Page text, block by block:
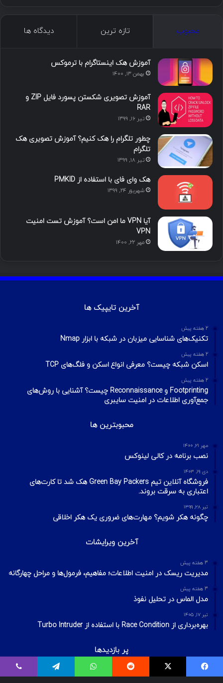
د
ی
ن
و
ت
گ
ا
ا
محبوب تازه ترین دیدگاه ها
آموزش هک اینستاگرام با ترموکس
بهمن ۱۳, ۱۴۰۰
آموزش تصویری شکستن پسورد فایل ZIP و
RAR
تیر ۱۶, ۱۳۹۹
چطور تلگرام را هک کنیم؟ آموزش تصویری هک
تلگرام
تیر ۱۸, ۱۳۹۹
هک وای فای با استفاده از PMKID
شهریور ۲۴, ۱۳۹۹
آیا VPN ما امن است؟ آموزش تست امنیت
VPN
مهر ۲۲, ۱۴۰۰
آخرین تایپیک ها
2 هفته پیش
تکنیک‌های شناسایی میزبان در شبکه با ابزار Nmap
2 هفته پیش
اسکن شبکه چیست؟ معرفی انواع اسکن و فلگ‌های TCP
2 هفته پیش
Footprinting و Reconnaissance چیست؟ آشنایی با روش‌های
جمع‌آوری اطلاعات در امنیت سایبری
محبوبترین ها
مهر ۲۱, ۱۴۰۰
نصب برنامه در کالی لینوکس
دی ۱۹, ۱۴۰۳
فروشگاه آنلاین تیم Green Bay Packers هک شد تا کارت‌های
اعتباری به سرقت بروند.
تیر ۲۸, ۱۳۹۹
چگونه هکر شویم؟ مهارت‌های ضروری یک هکر اخلاقی
آخرین ویرایشات
3 هفته پیش
مدیریت ریسک در امنیت اطلاعات؛ مفاهیم، فرمول‌ها و مراحل چهارگانه
3 هفته پیش
مدل الماس در تحلیل نفوذ
تیر ۱۷, ۱۴۰۵
بهره‌برداری از Race Condition با استفاده از Turbo Intruder
پر بازدیدها
اردیبهشت ۲۰, ۱۴۰۰
فیسبوک ایکس Reddit واتس آپ تلگرام وایبر